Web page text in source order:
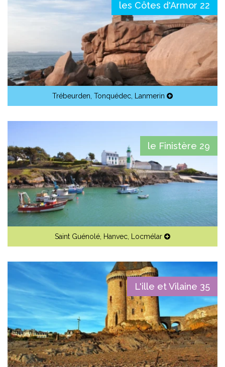
les Côtes d'Armor 22
Trébeurden, Tonquédec, Lanmerin
le Finistère 29
Saint Guénolé, Hanvec, Locmélar
L'ille et Vilaine 35